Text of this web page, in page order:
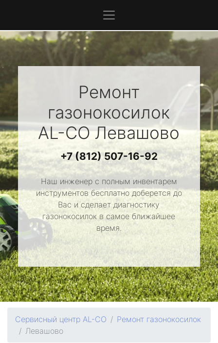
Ремонт
газонокосилок
AL-COЛевашово
+7 (812) 507-16-92
Наш инженер с полным инвентарем
инструментов бесплатно доберется до
Вас и сделает диагностику
газонокосилок в самое ближайшее
время.
Сервисный центр AL-CO
Ремонт газонокосилок
Левашово